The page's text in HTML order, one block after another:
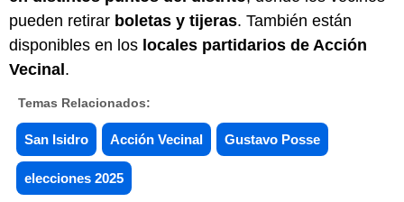
pueden retirar boletas y tijeras. También están
disponibles en los locales partidarios de Acción
Vecinal.
Temas Relacionados:
San Isidro Acción Vecinal Gustavo Posse
elecciones 2025